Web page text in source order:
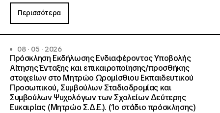
Περισσότερα
08 · 05 · 2026
Πρόσκληση Εκδήλωσης Ενδιαφέροντος Υποβολής
Αίτησης Ένταξης και επικαιροποίησης/προσθήκης
στοιχείων στο Μητρώο Ωρομίσθιου Εκπαιδευτικού
Προσωπικού, Συμβούλων Σταδιοδρομίας και
Συμβούλων Ψυχολόγων των Σχολείων Δεύτερης
Ευκαιρίας (Μητρώο Σ.Δ.Ε.). (1ο στάδιο πρόσκλησης)